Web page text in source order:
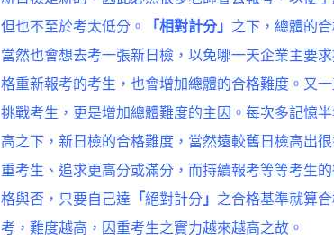
但也不至於考太低分。
「相對計分」 之下，總體的
當然也會想去考一張新日檢，以免哪一天企業主要
格重新報考的考生，也會增加總體的合格難度。又
挑戰考生，更是增加總體難度的主因。每次多記憶
高之下，新日檢的合格難度，當然遠較舊日檢高出
重考生、追求更高分或滿分，而持續報考等等考生
格與否，只要自己達 「絕對計分」 之合格基準就算
考，難度越高，因重考生之實力越來越高之故。